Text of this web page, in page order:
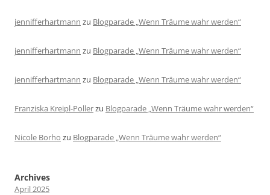
jennifferhartmann zu Blogparade „Wenn Träume wahr werden“
jennifferhartmann zu Blogparade „Wenn Träume wahr werden“
jennifferhartmann zu Blogparade „Wenn Träume wahr werden“
Franziska Kreipl-Pollerzu Blogparade „Wenn Träume wahr werden“
Nicole Borho zu Blogparade „Wenn Träume wahr werden“
Archives
April 2025